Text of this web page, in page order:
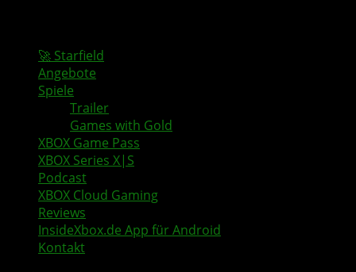
🚀 Starfield
Angebote
Spiele
Trailer
Games with Gold
XBOX Game Pass
XBOX Series X|S
Podcast
XBOX Cloud Gaming
Reviews
InsideXbox.de App für Android
Kontakt